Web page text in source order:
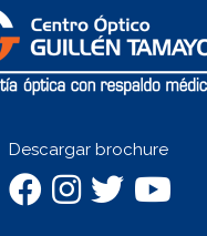
Descargar brochure